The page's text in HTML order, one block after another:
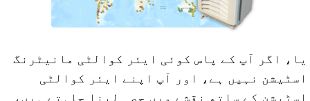
یا، اگر آپ کے پاس کوئی ایئر کوالٹی مانیٹرنگ
اسٹیشن نہیں ہے، اور آپ اپنے ایئر کوالٹی
اسٹیشن کے ساتھ نقشے میں حصہ لینا چاہتے ہیں،